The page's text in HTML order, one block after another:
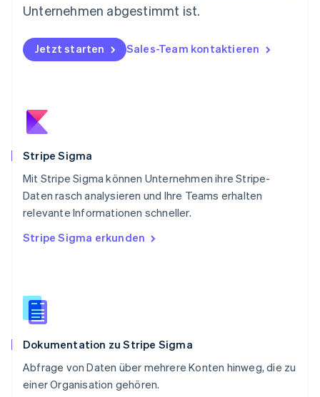
Unternehmen abgestimmt ist.
Jetzt starten Sales-Team kontaktieren
Stripe Sigma
Mit Stripe Sigma können Unternehmen ihre Stripe-
Daten rasch analysieren und Ihre Teams erhalten
relevante Informationen schneller.
Stripe Sigma erkunden
Dokumentation zu Stripe Sigma
Abfrage von Daten über mehrere Konten hinweg, die zu
einer Organisation gehören.
Österreich
Polen
English
Portugal
English
Svenska
Schweiz
Deutsch
Singapur
English简体中文
Slowakei
Slowenien
English
Spanien
Thailand
Tschechische Republik
English